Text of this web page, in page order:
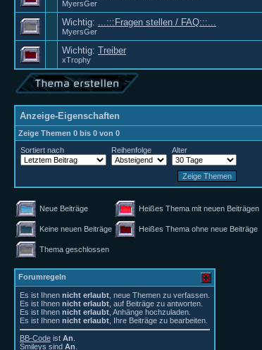
MyersGer
Wichtig: ...:::Fragen stellen / FAQ:::...
MyersGer
Wichtig: Treiber
xTrophy
Anzeige-Eigenschaften
Zeige Themen 0 bis 0 von 0
Sortiert nach
Reihenfolge Alter
Neue Beiträge Heißes Thema mit neuen Beiträgen
Keine neuen Beiträge Heißes Thema ohne neue Beiträge
Thema geschlossen
Forumregeln
Es ist Ihnen nicht erlaubt , neue Themen zu verfassen.
Es ist Ihnen nicht erlaubt , auf Beiträge zu antworten.
Es ist Ihnen nicht erlaubt , Anhänge hochzuladen.
Es ist Ihnen nicht erlaubt , Ihre Beiträge zu bearbeiten.
BB-Code ist An
Smileys sind An